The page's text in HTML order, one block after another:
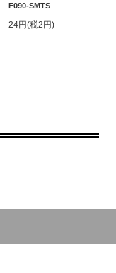
F090-SMTS
24円(税2円)